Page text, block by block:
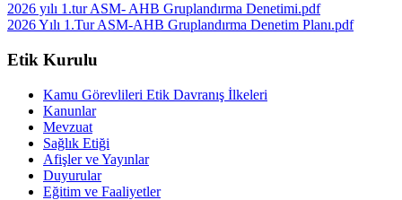
2026 yılı 1.tur ASM- AHB Gruplandırma Denetimi.pdf
2026 Yılı 1.Tur ASM-AHB Gruplandırma Denetim Planı.pdf
Etik Kurulu
Kamu Görevlileri Etik Davranış İlkeleri
Kanunlar
Mevzuat
Sağlık Etiği
Afişler ve Yayınlar
Duyurular
Eğitim ve Faaliyetler